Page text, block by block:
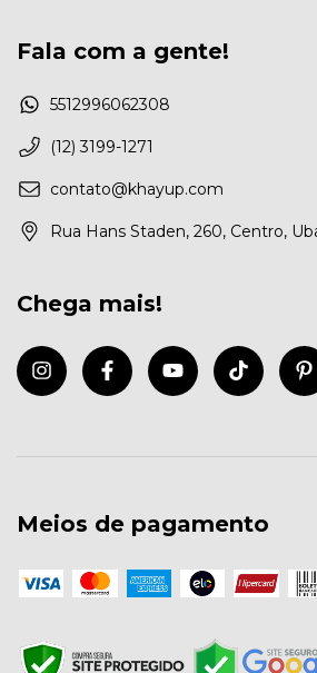
Fala com a gente!
5512996062308
(12) 3199-1271
contato@khayup.com
Rua Hans Staden, 260, Centro,
Chega mais!
Meios de pagamento